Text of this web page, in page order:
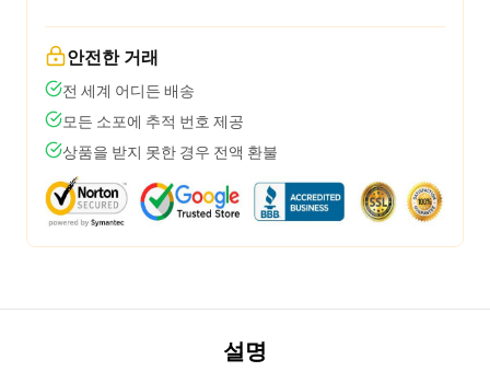
안전한 거래
전 세계 어디든 배송
모든 소포에 추적 번호 제공
상품을 받지 못한 경우 전액 환불
설명